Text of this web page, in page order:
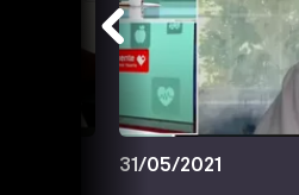
31/05/2021